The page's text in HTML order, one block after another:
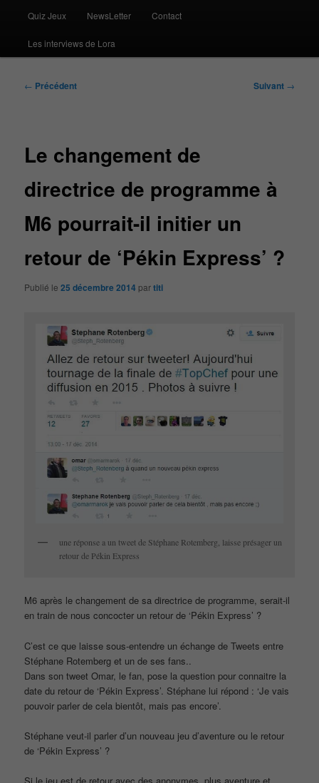
Quiz Jeux NewsLetter Contact
Les interviews de Lora
Navigation
← Précédent Suivant →
Le changement de
directrice de programme à
M6 pourrait-il initier un
retour de ‘Pékin Express’ ?
Publié le25 décembre 2014 partiti
une réponse a un tweet de Stéphane Rotemberg, laisse présager un
retour de Pékin Express
M6 après le changement de sa directrice de programme, serait-il
en train de nous concocter un retour de ‘Pékin Express’ ?
C’est ce que laisse sous-entendre un échange de Tweets entre
Stéphane Rotemberg et un de ses fans..
Dans son tweet Omar, le fan, pose la question pour connaitre la
date du retour de ‘Pékin Express’. Stéphane lui répond : ‘Je vais
pouvoir parler de cela bientôt, mais pas encore’.
Stéphane veut-il parler d’un nouveau jeu d’aventure ou le retour
de ‘Pékin Express’ ?